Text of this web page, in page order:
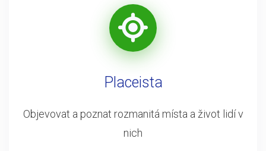
Placeista
Objevovat a poznat rozmanitá místa a život lidí v
nich